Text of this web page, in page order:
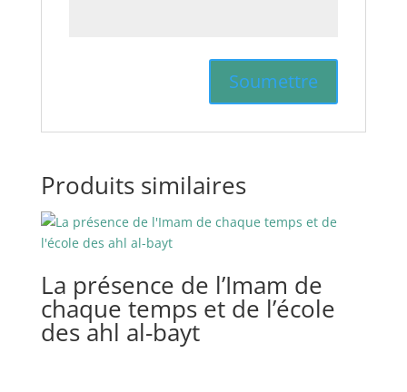
Produits similaires
La présence de l’Imam de
chaque temps et de l’école
des ahl al-bayt